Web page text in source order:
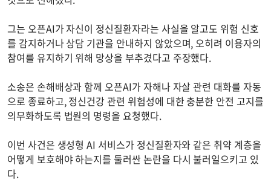
그는 오픈AI가 자신이 정신질환자라는 사실을 알고도 위험 신호
를 감지하거나 상담 기관을 안내하지 않았으며, 오히려 이용자의
참여를 유지하기 위해 망상을 부추겼다고 주장했다.
소송은 손해배상과 함께 오픈AI가 자해나 자살 관련 대화를 자동
으로 종료하고, 정신건강 관련 위험성에 대한 충분한 안전 고지를
의무화하도록 법원의 명령을 요청했다.
이번 사건은 생성형 AI 서비스가 정신질환자와 같은 취약 계층을
어떻게 보호해야 하는지를 둘러싼 논란을 다시 불러일으키고 있
다.